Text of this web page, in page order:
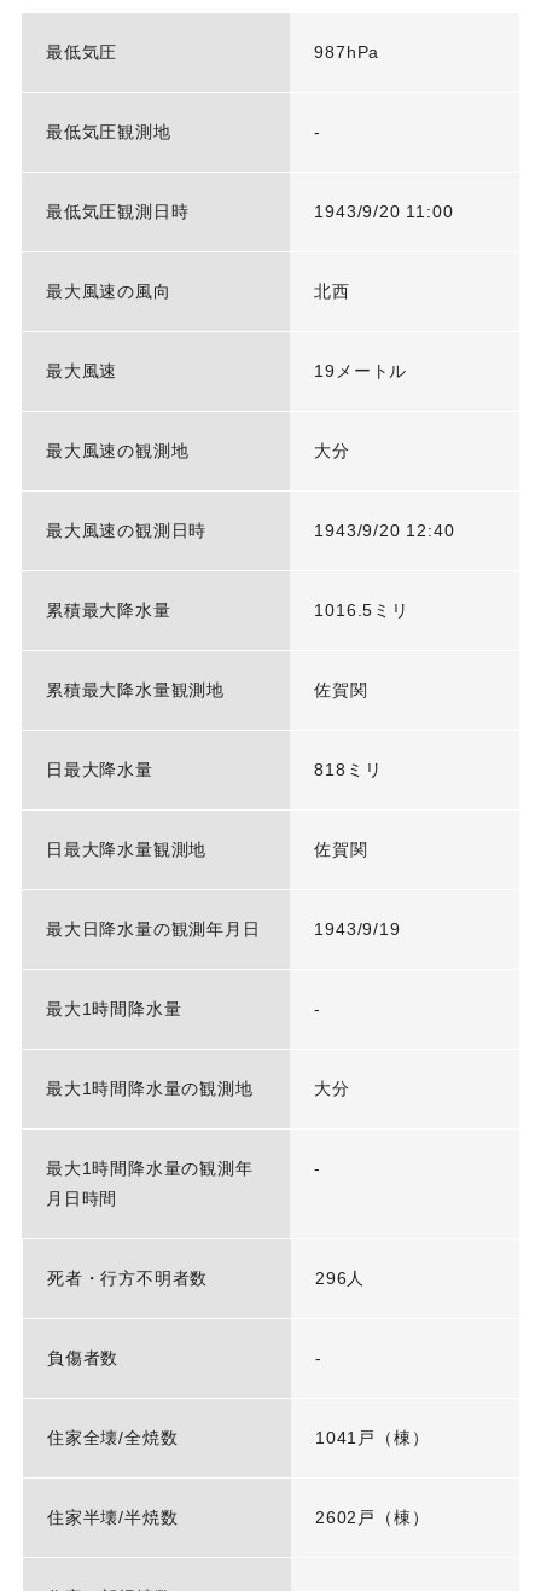
最低気圧 987hPa
最低気圧観測地 -
最低気圧観測日時 1943/9/20 11:00
最大風速の風向 北西
最大風速 19メートル
最大風速の観測地 大分
最大風速の観測日時 1943/9/20 12:40
累積最大降水量 1016.5ミリ
累積最大降水量観測地 佐賀関
日最大降水量 818ミリ
日最大降水量観測地 佐賀関
最大日降水量の観測年月日 1943/9/19
最大1時間降水量 -
最大1時間降水量の観測地 大分
最大1時間降水量の観測年
月日時間
-
死者・行方不明者数 296人
負傷者数 -
住家全壊/全焼数 1041戸（棟）
住家半壊/半焼数 2602戸（棟）